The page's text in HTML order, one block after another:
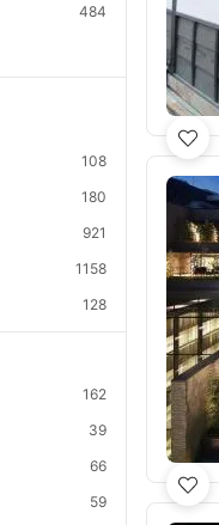
484
108
180
921
1158
128
162
39
66
59